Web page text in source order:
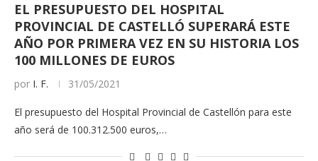
EL PRESUPUESTO DEL HOSPITAL
PROVINCIAL DE CASTELLÓ SUPERARÁ ESTE
AÑO POR PRIMERA VEZ EN SU HISTORIA LOS
100 MILLONES DE EUROS
por I. F. 31/05/2021
El presupuesto del Hospital Provincial de Castellón para este
año será de 100.312.500 euros,…